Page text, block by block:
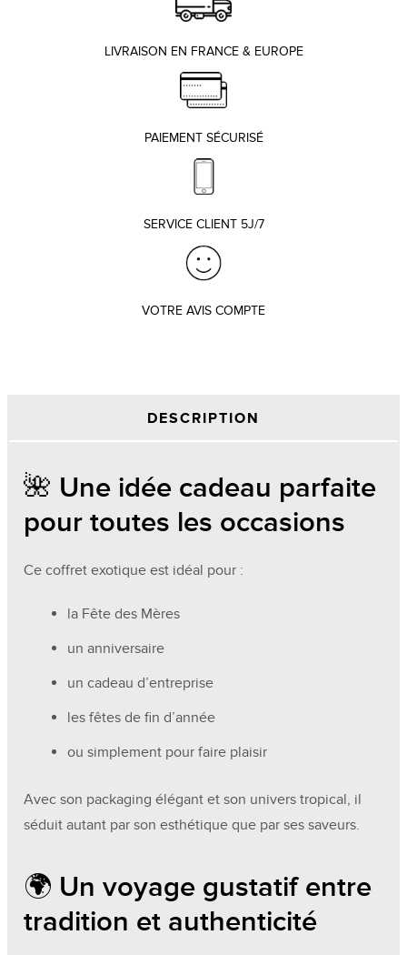
LIVRAISON EN FRANCE & EUROPE
PAIEMENT SÉCURISÉ
SERVICE CLIENT 5J/7
VOTRE AVIS COMPTE
DESCRIPTION
🌺 Une idée cadeau parfaite
pour toutes les occasions
Ce coffret exotique est idéal pour :
la Fête des Mères
un anniversaire
un cadeau d’entreprise
les fêtes de fin d’année
ou simplement pour faire plaisir
Avec son packaging élégant et son univers tropical, il
séduit autant par son esthétique que par ses saveurs.
🌍 Un voyage gustatif entre
tradition et authenticité